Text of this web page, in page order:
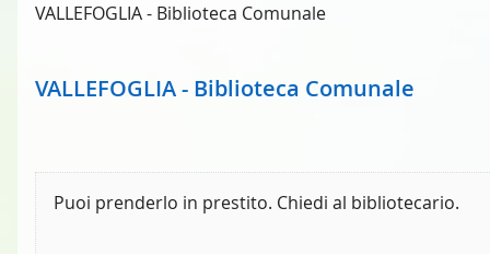
VALLEFOGLIA - Biblioteca Comunale
VALLEFOGLIA - Biblioteca Comunale
Puoi prenderlo in prestito. Chiedi al bibliotecario.